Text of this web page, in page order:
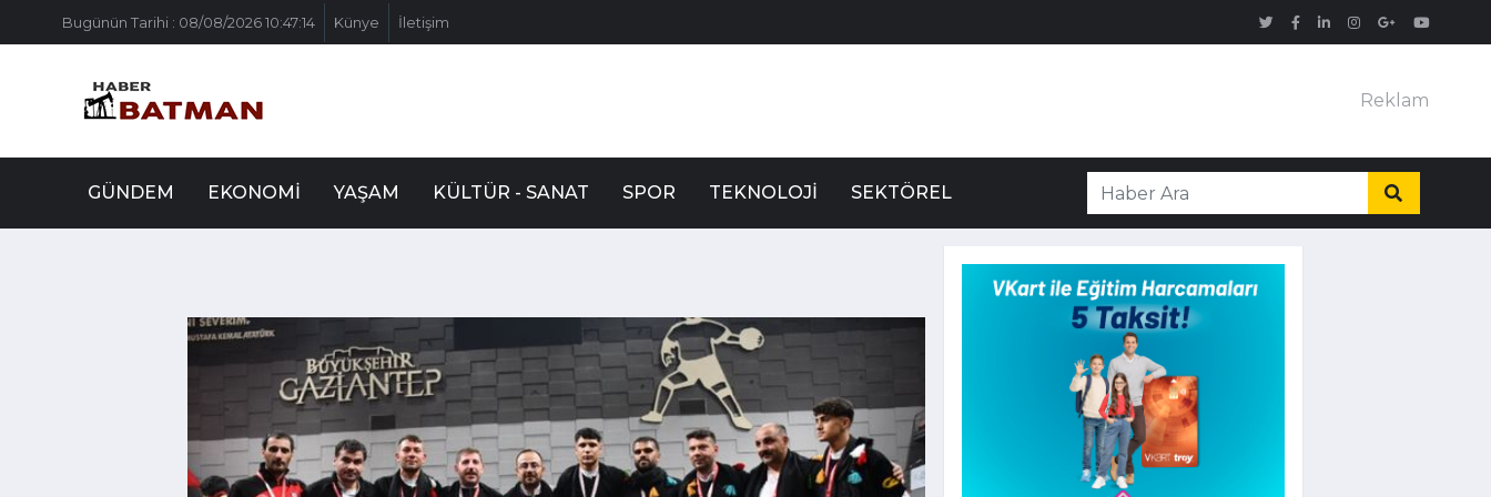
Bugünün Tarihi : 08/08/2026 10:47:14 Künye İletişim
Reklam
GÜNDEM EKONOMI YAŞAM KÜLTÜR - SANAT SPOR TEKNOLOJI SEKTÖREL